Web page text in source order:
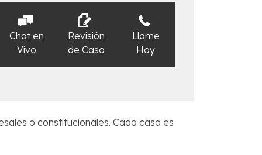
Chat en
Vivo
Revisión
de Caso
Llame
Hoy
o constitucionales. Cada caso es